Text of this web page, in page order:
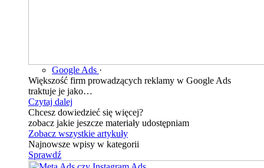
Google Ads ·
Większość firm prowadzących reklamy w Google Ads
traktuje je jako…
Czytaj dalej
Chcesz dowiedzieć się więcej?
zobacz jakie jeszcze materiały udostępniam
Zobacz wszystkie artykuły
Najnowsze wpisy w kategorii
Sprawdź